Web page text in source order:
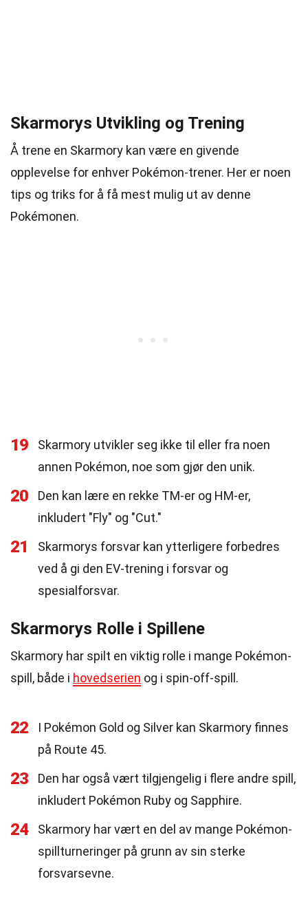
Skarmorys Utvikling og Trening
Å trene en Skarmory kan være en givende
opplevelse for enhver Pokémon-trener. Her er noen
tips og triks for å få mest mulig ut av denne
Pokémonen.
19
Skarmory utvikler seg ikke til eller fra noen
annen Pokémon, noe som gjør den unik.
20
Den kan lære en rekke TM-er og HM-er,
inkludert "Fly" og "Cut."
21
Skarmorys forsvar kan ytterligere forbedres
ved å gi den EV-trening i forsvar og
spesialforsvar.
Skarmorys Rolle i Spillene
Skarmory har spilt en viktig rolle i mange Pokémon-
spill, både i hovedserien og i spin-off-spill.
22
I Pokémon Gold og Silver kan Skarmory finnes
på Route 45.
23
Den har også vært tilgjengelig i flere andre spill,
inkludert Pokémon Ruby og Sapphire.
24
Skarmory har vært en del av mange Pokémon-
spillturneringer på grunn av sin sterke
forsvarsevne.